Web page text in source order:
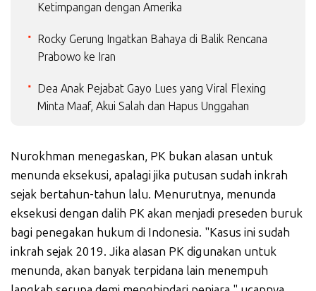
Ketimpangan dengan Amerika
Rocky Gerung Ingatkan Bahaya di Balik Rencana
Prabowo ke Iran
Dea Anak Pejabat Gayo Lues yang Viral Flexing
Minta Maaf, Akui Salah dan Hapus Unggahan
Nurokhman menegaskan, PK bukan alasan untuk
menunda eksekusi, apalagi jika putusan sudah inkrah
sejak bertahun-tahun lalu. Menurutnya, menunda
eksekusi dengan dalih PK akan menjadi preseden buruk
bagi penegakan hukum di Indonesia. "Kasus ini sudah
inkrah sejak 2019. Jika alasan PK digunakan untuk
menunda, akan banyak terpidana lain menempuh